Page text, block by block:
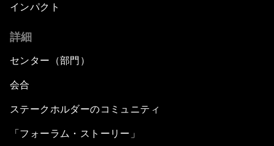
インパクト
詳細
センター（部門）
会合
ステークホルダーのコミュニティ
「フォーラム・ストーリー」